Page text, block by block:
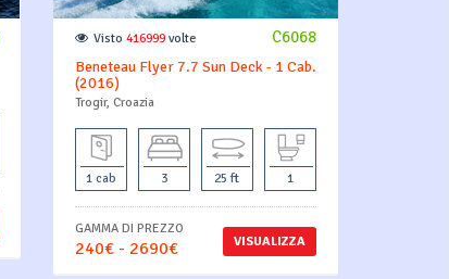
C6068
Visto 416999volte
Beneteau Flyer 7.7 Sun Deck - 1 Cab.
(2016)
Trogir, Croazia
1 cab 3 25 ft 1
VISUALIZZA
GAMMA DI PREZZO
240€ - 2690€